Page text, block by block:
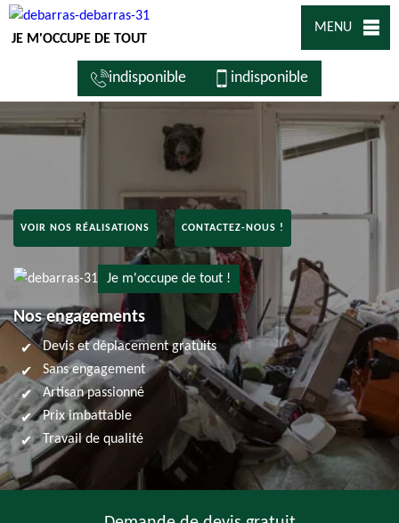
JE M'OCCUPE DE TOUT
MENU
indisponible indisponible
VOIR NOS RÉALISATIONS CONTACTEZ-NOUS !
Je m'occupe de tout !
Nos engagements
Devis et déplacement gratuits
Sans engagement
Artisan passionné
Prix imbattable
Travail de qualité